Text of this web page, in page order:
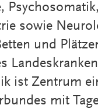
sowie
und
ist Zentrum
mit